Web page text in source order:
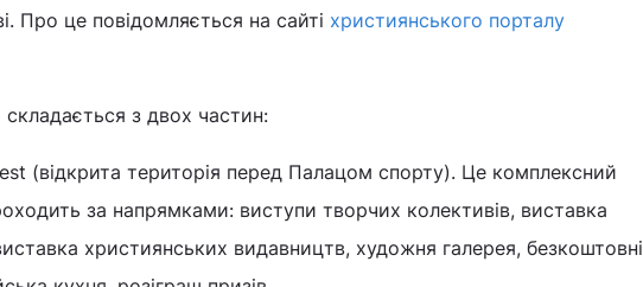
Про це повідомляється на сайті християнського порталу
з двох частин:
(відкрита територія перед Палацом спорту). Це комплексний
за напрямками: виступи творчих колективів, виставка
християнських видавництв, художня галерея, безкоштовні